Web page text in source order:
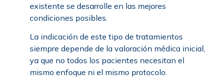
existente se desarrolle en las mejores
condiciones posibles.
La indicación de este tipo de tratamientos
siempre depende de la valoración médica inicial,
ya que no todos los pacientes necesitan el
mismo enfoque ni el mismo protocolo.